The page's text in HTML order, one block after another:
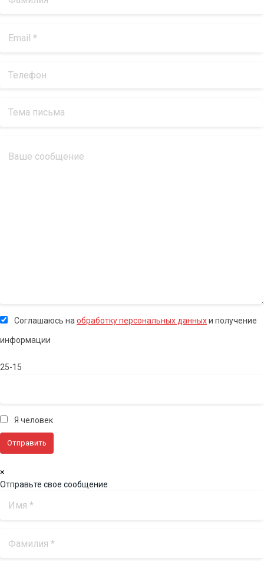
Соглашаюсь на обработку персональных данныхи получение
информации
25-15
Я человек
×
Отправьте свое сообщение